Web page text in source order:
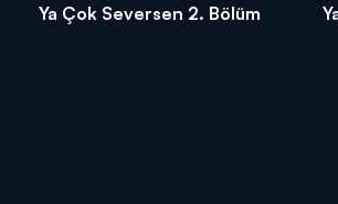
Ya Çok Seversen 2. Bölüm